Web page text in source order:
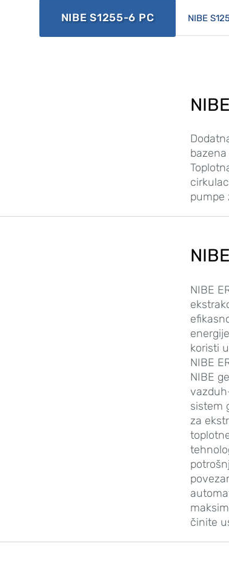
NIBE S1255-6 PC NIBE
pumpe
NIBE
koristi
NIBE
NIBE
sistem
za
činite